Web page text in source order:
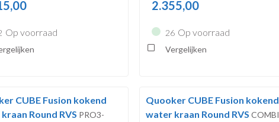
Op voorraad
2.355,00
26 Op voorraad
Vergelijken
CUBE Fusion kokend
Round RVS PRO3-
Quooker CUBE Fusion kokend
water kraan Round RVS COMBI